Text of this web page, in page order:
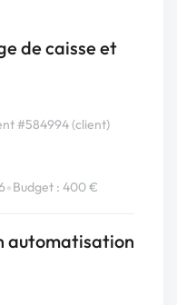
de caisse et
#584994 (client)
•Budget : 400 €
automatisation